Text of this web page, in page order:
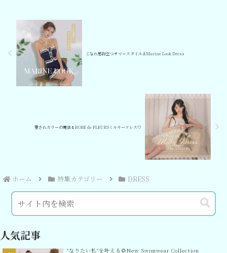
こなれ感際立つサマースタイル⚓️Marine Look Dress
愛されカラーの魔法🌷ROBE de FLEURSミルキードレス🤍
ホーム 特集カテゴリー DRESS
人気記事
"なりたい私"を叶える🌻New Swimwear Collection